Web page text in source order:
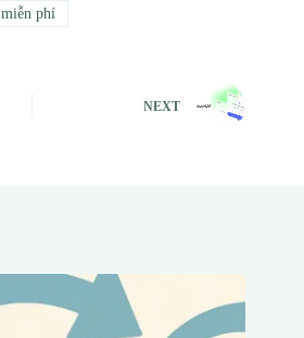
miễn phí
NEXT